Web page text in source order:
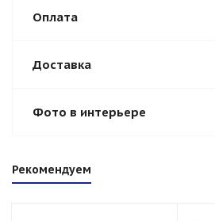
Оплата
Доставка
Фото в интерьере
Рекомендуем